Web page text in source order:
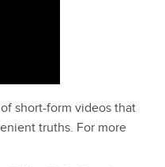
short-form videos that
truths. For more